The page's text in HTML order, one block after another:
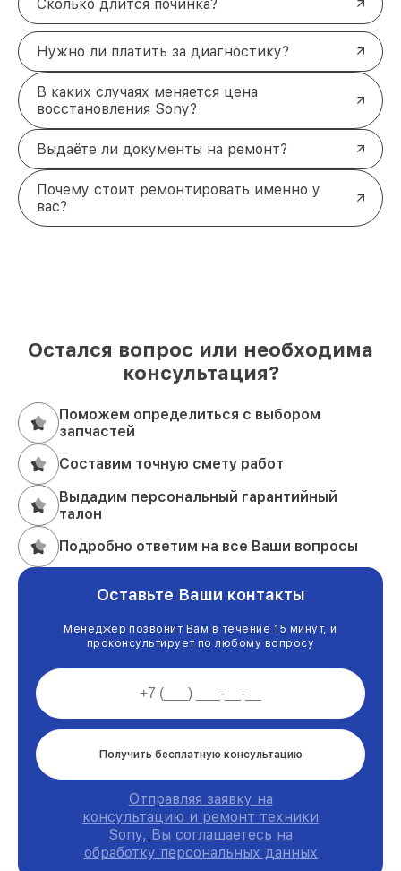
Сколько длится починка?
Нужно ли платить за диагностику?
В каких случаях меняется цена
восстановления Sony?
Выдаёте ли документы на ремонт?
Почему стоит ремонтировать именно у
вас?
Остался вопрос или необходима
консультация?
Поможем определиться с выбором
запчастей
Составим точную смету работ
Выдадим персональный гарантийный
талон
Подробно ответим на все Ваши вопросы
Оставьте Ваши контакты
Менеджер позвонит Вам в течение 15 минут, и
проконсультирует по любому вопросу
Получить бесплатную консультацию
Отправляя заявку на
консультацию и ремонт техники
Sony, Вы соглашаетесь на
обработку персональных данных